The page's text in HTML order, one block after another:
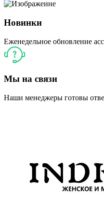
Новинки
Еженедельное обновление
Мы на связи
Наши менеджеры готовы